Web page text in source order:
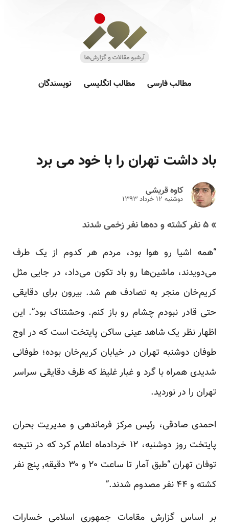
مطالب فارسی مطالب انگلیسی نویسندگان
باد داشت تهران را با خود می برد
کاوه قریشی
دوشنبه ۱۲ خرداد ۱۳۹۳
» ۵ نفر کشته و ده‌ها نفر زخمی شدند
“همه اشیا رو هوا بود، مردم هر کدوم از یک طرف
می‌دویدند، ماشین‌ها رو باد تکون می‌داد، در جایی مثل
کریم‌خان منجر به تصادف هم شد. بیرون برای دقایقی
حتی قادر نبودم چشام رو باز کنم. وحشتناک بود”. این
اظهار نظر یک شاهد عینی ساکن پایتخت است که در اوج
طوفان دوشنبه تهران در خیابان کریم‌خان بوده؛ طوفانی
شدیدی همراه با گرد و غبار غلیظ که ظرف دقایقی سراسر
تهران را در نوردید.
احمدی صادقی، رئیس مرکز فرماندهی و مدیریت بحران
پایتخت روز دوشنبه، ۱۲ خردادماه اعلام کرد که در نتیجه
توفان تهران “طبق آمار تا ساعت ۲۰ و ۳۰ دقیقه٬ پنج نفر
کشته و ۴۴ نفر مصدوم شدند.”
بر اساس گزارش مقامات جمهوری اسلامی خسارات